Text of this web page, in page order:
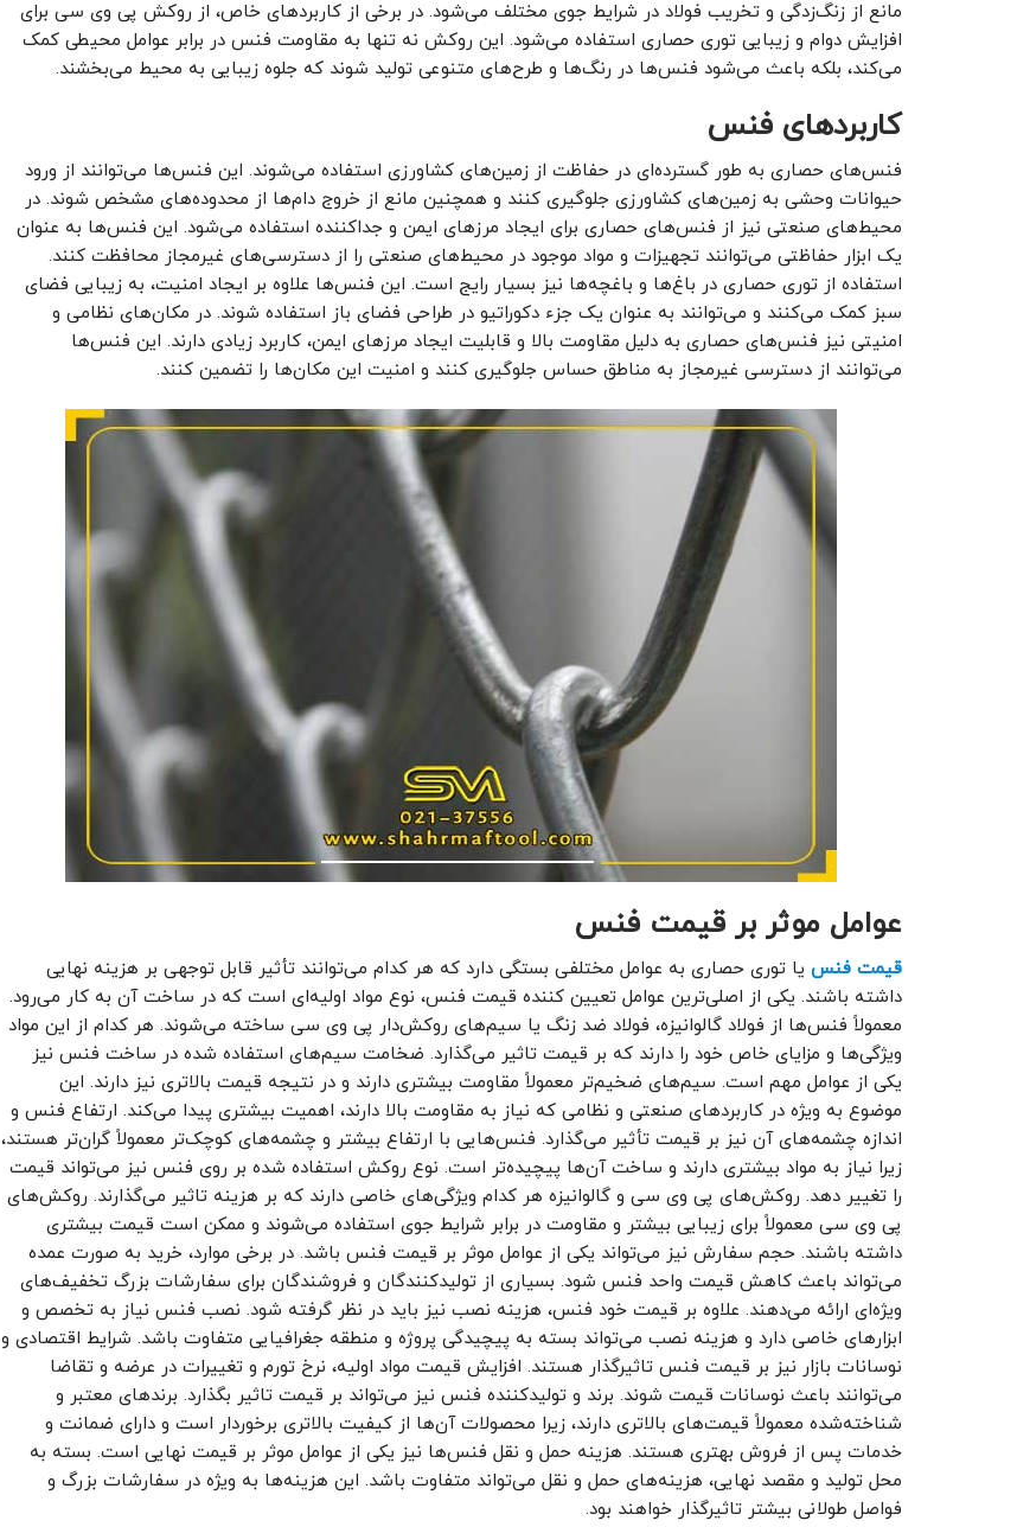
مانع از زنگ‌زدگی و تخریب فولاد در شرایط جوی مختلف می‌شود. در برخی از کاربردهای خاص، از روکش پی وی سی برای
افزایش دوام و زیبایی توری حصاری استفاده می‌شود. این روکش نه تنها به مقاومت فنس در برابر عوامل محیطی کمک
می‌کند، بلکه باعث می‌شود فنس‌ها در رنگ‌ها و طرح‌های متنوعی تولید شوند که جلوه زیبایی به محیط می‌بخشند.
کاربردهای فنس
فنس‌های حصاری به طور گسترده‌ای در حفاظت از زمین‌های کشاورزی استفاده می‌شوند. این فنس‌ها می‌توانند از ورود
حیوانات وحشی به زمین‌های کشاورزی جلوگیری کنند و همچنین مانع از خروج دام‌ها از محدوده‌های مشخص شوند. در
محیط‌های صنعتی نیز از فنس‌های حصاری برای ایجاد مرزهای ایمن و جداکننده استفاده می‌شود. این فنس‌ها به عنوان
یک ابزار حفاظتی می‌توانند تجهیزات و مواد موجود در محیط‌های صنعتی را از دسترسی‌های غیرمجاز محافظت کنند.
استفاده از توری حصاری در باغ‌ها و باغچه‌ها نیز بسیار رایج است. این فنس‌ها علاوه بر ایجاد امنیت، به زیبایی فضای
سبز کمک می‌کنند و می‌توانند به عنوان یک جزء دکوراتیو در طراحی فضای باز استفاده شوند. در مکان‌های نظامی و
امنیتی نیز فنس‌های حصاری به دلیل مقاومت بالا و قابلیت ایجاد مرزهای ایمن، کاربرد زیادی دارند. این فنس‌ها
می‌توانند از دسترسی غیرمجاز به مناطق حساس جلوگیری کنند و امنیت این مکان‌ها را تضمین کنند.
عوامل موثر بر قیمت فنس
قیمت فنس یا توری حصاری به عوامل مختلفی بستگی دارد که هر کدام می‌توانند تأثیر قابل توجهی بر هزینه نهایی
داشته باشند. یکی از اصلی‌ترین عوامل تعیین کننده قیمت فنس، نوع مواد اولیه‌ای است که در ساخت آن به کار می‌رود.
معمولاً فنس‌ها از فولاد گالوانیزه، فولاد ضد زنگ یا سیم‌های روکش‌دار پی وی سی ساخته می‌شوند. هر کدام از این مواد
ویژگی‌ها و مزایای خاص خود را دارند که بر قیمت تاثیر می‌گذارد. ضخامت سیم‌های استفاده شده در ساخت فنس نیز
یکی از عوامل مهم است. سیم‌های ضخیم‌تر معمولاً مقاومت بیشتری دارند و در نتیجه قیمت بالاتری نیز دارند. این
موضوع به ویژه در کاربردهای صنعتی و نظامی که نیاز به مقاومت بالا دارند، اهمیت بیشتری پیدا می‌کند. ارتفاع فنس و
اندازه چشمه‌های آن نیز بر قیمت تأثیر می‌گذارد. فنس‌هایی با ارتفاع بیشتر و چشمه‌های کوچک‌تر معمولاً گران‌تر هستند،
زیرا نیاز به مواد بیشتری دارند و ساخت آن‌ها پیچیده‌تر است. نوع روکش استفاده شده بر روی فنس نیز می‌تواند قیمت
را تغییر دهد. روکش‌های پی وی سی و گالوانیزه هر کدام ویژگی‌های خاصی دارند که بر هزینه تاثیر می‌گذارند. روکش‌های
پی وی سی معمولاً برای زیبایی بیشتر و مقاومت در برابر شرایط جوی استفاده می‌شوند و ممکن است قیمت بیشتری
داشته باشند. حجم سفارش نیز می‌تواند یکی از عوامل موثر بر قیمت فنس باشد. در برخی موارد، خرید به صورت عمده
می‌تواند باعث کاهش قیمت واحد فنس شود. بسیاری از تولیدکنندگان و فروشندگان برای سفارشات بزرگ تخفیف‌های
ویژه‌ای ارائه می‌دهند. علاوه بر قیمت خود فنس، هزینه نصب نیز باید در نظر گرفته شود. نصب فنس نیاز به تخصص و
ابزارهای خاصی دارد و هزینه نصب می‌تواند بسته به پیچیدگی پروژه و منطقه جغرافیایی متفاوت باشد. شرایط اقتصادی و
نوسانات بازار نیز بر قیمت فنس تاثیرگذار هستند. افزایش قیمت مواد اولیه، نرخ تورم و تغییرات در عرضه و تقاضا
می‌توانند باعث نوسانات قیمت شوند. برند و تولیدکننده فنس نیز می‌تواند بر قیمت تاثیر بگذارد. برندهای معتبر و
شناخته‌شده معمولاً قیمت‌های بالاتری دارند، زیرا محصولات آن‌ها از کیفیت بالاتری برخوردار است و دارای ضمانت و
خدمات پس از فروش بهتری هستند. هزینه حمل و نقل فنس‌ها نیز یکی از عوامل موثر بر قیمت نهایی است. بسته به
محل تولید و مقصد نهایی، هزینه‌های حمل و نقل می‌تواند متفاوت باشد. این هزینه‌ها به ویژه در سفارشات بزرگ و
فواصل طولانی بیشتر تاثیرگذار خواهند بود.